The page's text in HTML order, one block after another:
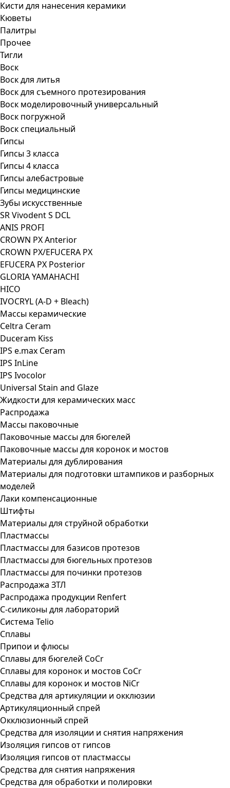
Кисти для нанесения керамики
Кюветы
Палитры
Прочее
Тигли
Воск
Воск для литья
Воск для съемного протезирования
Воск моделировочный универсальный
Воск погружной
Воск специальный
Гипсы
Гипсы 3 класса
Гипсы 4 класса
Гипсы алебастровые
Гипсы медицинские
Зубы искусственные
SR Vivodent S DCL
ANIS PROFI
CROWN PX Anterior
CROWN PX/EFUCERA PX
EFUCERA PX Posterior
GLORIA YAMAHACHI
HICO
IVOCRYL (A-D + Bleach)
Массы керамические
Celtra Ceram
Duceram Kiss
IPS e.max Ceram
IPS InLine
IPS Ivocolor
Universal Stain and Glaze
Жидкости для керамических масс
Распродажа
Массы паковочные
Паковочные массы для бюгелей
Паковочные массы для коронок и мостов
Материалы для дублирования
Материалы для подготовки штампиков и разборных
моделей
Лаки компенсационные
Штифты
Материалы для струйной обработки
Пластмассы
Пластмассы для базисов протезов
Пластмассы для бюгельных протезов
Пластмассы для починки протезов
Распродажа ЗТЛ
Распродажа продукции Renfert
С-силиконы для лабораторий
Система Telio
Сплавы
Припои и флюсы
Сплавы для бюгелей CoCr
Сплавы для коронок и мостов CoCr
Сплавы для коронок и мостов NiCr
Средства для артикуляции и окклюзии
Артикуляционный спрей
Окклюзионный спрей
Средства для изоляции и снятия напряжения
Изоляция гипсов от гипсов
Изоляция гипсов от пластмассы
Средства для снятия напряжения
Средства для обработки и полировки